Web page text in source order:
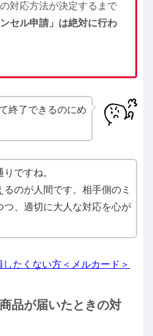
対応方法が決定するまで
セル申請」は絶対に行わ
終了できるのにめ
ですね。
るのが人間です。相手側のミ
つ、適切に大人な対応を心が
たくない方＜メルカード＞
品が届いたときの対